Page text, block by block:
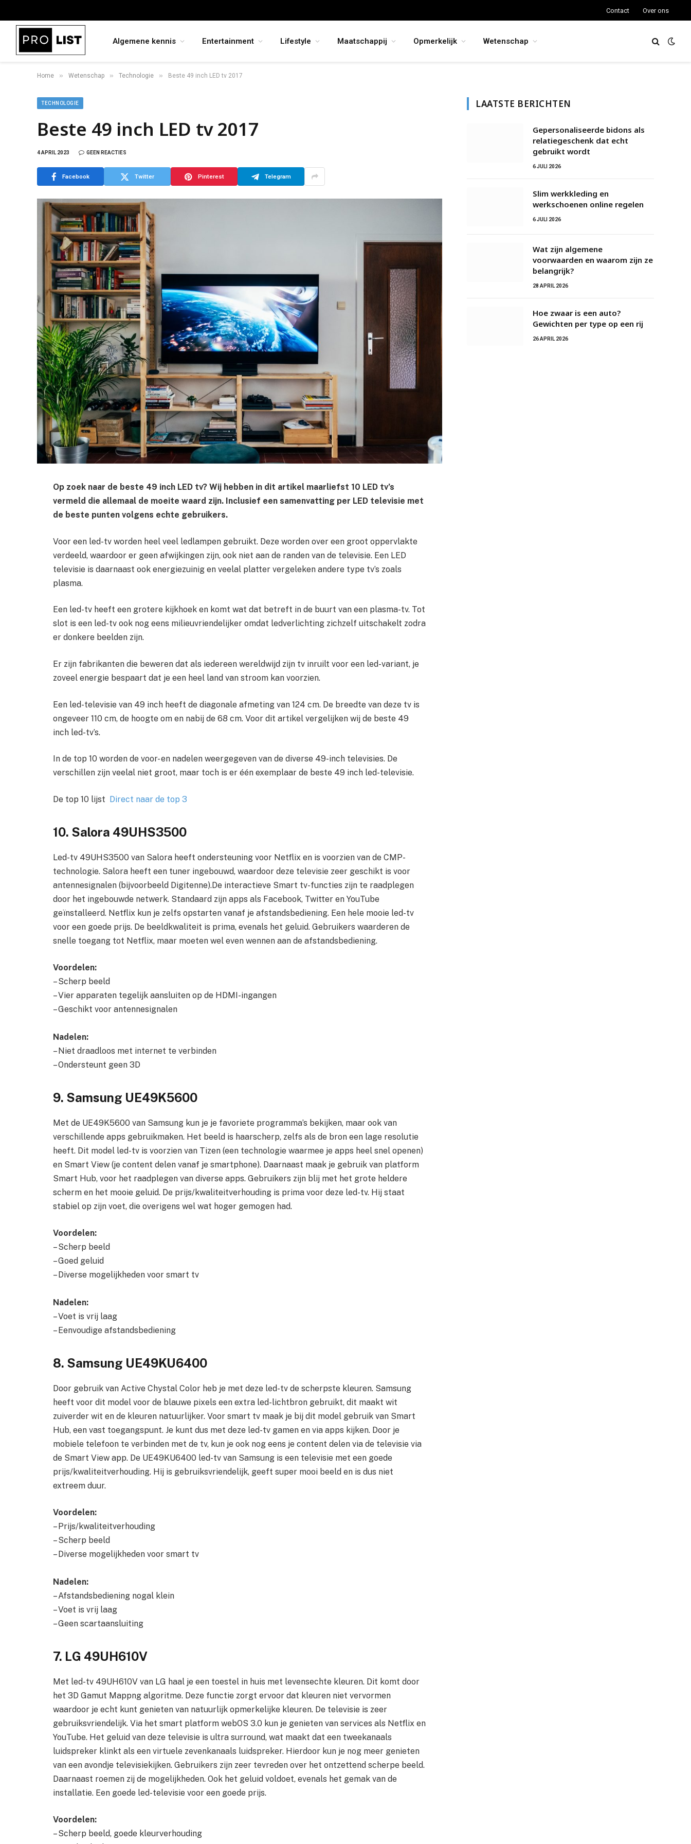
Contact Over ons
Algemene kennis Entertainment Lifestyle Maatschappij Opmerkelijk Wetenschap
Home » Wetenschap » Technologie » Beste 49 inch LED tv 2017
TECHNOLOGIE
Beste 49 inch LED tv 2017
4 APRIL 2023 GEEN REACTIES
Facebook Twitter Pinterest Telegram
Op zoek naar de beste 49 inch LED tv? Wij hebben in dit artikel maarliefst 10 LED tv’s
vermeld die allemaal de moeite waard zijn. Inclusief een samenvatting per LED televisie met
de beste punten volgens echte gebruikers.
Voor een led-tv worden heel veel ledlampen gebruikt. Deze worden over een groot oppervlakte
verdeeld, waardoor er geen afwijkingen zijn, ook niet aan de randen van de televisie. Een LED
televisie is daarnaast ook energiezuinig en veelal platter vergeleken andere type tv’s zoals
plasma.
Een led-tv heeft een grotere kijkhoek en komt wat dat betreft in de buurt van een plasma-tv. Tot
slot is een led-tv ook nog eens milieuvriendelijker omdat ledverlichting zichzelf uitschakelt zodra
er donkere beelden zijn.
Er zijn fabrikanten die beweren dat als iedereen wereldwijd zijn tv inruilt voor een led-variant, je
zoveel energie bespaart dat je een heel land van stroom kan voorzien.
Een led-televisie van 49 inch heeft de diagonale afmeting van 124 cm. De breedte van deze tv is
ongeveer 110 cm, de hoogte om en nabij de 68 cm. Voor dit artikel vergelijken wij de beste 49
inch led-tv’s.
In de top 10 worden de voor- en nadelen weergegeven van de diverse 49-inch televisies. De
verschillen zijn veelal niet groot, maar toch is er één exemplaar de beste 49 inch led-televisie.
De top 10 lijst Direct naar de top 3
10. Salora 49UHS3500
Led-tv 49UHS3500 van Salora heeft ondersteuning voor Netflix en is voorzien van de CMP-
technologie. Salora heeft een tuner ingebouwd, waardoor deze televisie zeer geschikt is voor
antennesignalen (bijvoorbeeld Digitenne).De interactieve Smart tv-functies zijn te raadplegen
door het ingebouwde netwerk. Standaard zijn apps als Facebook, Twitter en YouTube
geïnstalleerd. Netflix kun je zelfs opstarten vanaf je afstandsbediening. Een hele mooie led-tv
voor een goede prijs. De beeldkwaliteit is prima, evenals het geluid. Gebruikers waarderen de
snelle toegang tot Netflix, maar moeten wel even wennen aan de afstandsbediening.
Voordelen:
– Scherp beeld
– Vier apparaten tegelijk aansluiten op de HDMI-ingangen
– Geschikt voor antennesignalen
Nadelen:
– Niet draadloos met internet te verbinden
– Ondersteunt geen 3D
9. Samsung UE49K5600
Met de UE49K5600 van Samsung kun je je favoriete programma’s bekijken, maar ook van
verschillende apps gebruikmaken. Het beeld is haarscherp, zelfs als de bron een lage resolutie
heeft. Dit model led-tv is voorzien van Tizen (een technologie waarmee je apps heel snel openen)
en Smart View (je content delen vanaf je smartphone). Daarnaast maak je gebruik van platform
Smart Hub, voor het raadplegen van diverse apps. Gebruikers zijn blij met het grote heldere
scherm en het mooie geluid. De prijs/kwaliteitverhouding is prima voor deze led-tv. Hij staat
stabiel op zijn voet, die overigens wel wat hoger gemogen had.
Voordelen:
– Scherp beeld
– Goed geluid
– Diverse mogelijkheden voor smart tv
Nadelen:
– Voet is vrij laag
– Eenvoudige afstandsbediening
8. Samsung UE49KU6400
Door gebruik van Active Chystal Color heb je met deze led-tv de scherpste kleuren. Samsung
heeft voor dit model voor de blauwe pixels een extra led-lichtbron gebruikt, dit maakt wit
zuiverder wit en de kleuren natuurlijker. Voor smart tv maak je bij dit model gebruik van Smart
Hub, een vast toegangspunt. Je kunt dus met deze led-tv gamen en via apps kijken. Door je
mobiele telefoon te verbinden met de tv, kun je ook nog eens je content delen via de televisie via
de Smart View app. De UE49KU6400 led-tv van Samsung is een televisie met een goede
prijs/kwaliteitverhouding. Hij is gebruiksvriendelijk, geeft super mooi beeld en is dus niet
extreem duur.
Voordelen:
– Prijs/kwaliteitverhouding
– Scherp beeld
– Diverse mogelijkheden voor smart tv
Nadelen:
– Afstandsbediening nogal klein
– Voet is vrij laag
– Geen scartaansluiting
7. LG 49UH610V
Met led-tv 49UH610V van LG haal je een toestel in huis met levensechte kleuren. Dit komt door
het 3D Gamut Mappng algoritme. Deze functie zorgt ervoor dat kleuren niet vervormen
waardoor je echt kunt genieten van natuurlijk opmerkelijke kleuren. De televisie is zeer
gebruiksvriendelijk. Via het smart platform webOS 3.0 kun je genieten van services als Netflix en
YouTube. Het geluid van deze televisie is ultra surround, wat maakt dat een tweekanaals
luidspreker klinkt als een virtuele zevenkanaals luidspreker. Hierdoor kun je nog meer genieten
van een avondje televisiekijken. Gebruikers zijn zeer tevreden over het ontzettend scherpe beeld.
Daarnaast roemen zij de mogelijkheden. Ook het geluid voldoet, evenals het gemak van de
installatie. Een goede led-televisie voor een goede prijs.
Voordelen:
– Scherp beeld, goede kleurverhouding
LAATSTE BERICHTEN
Gepersonaliseerde bidons als
relatiegeschenk dat echt
gebruikt wordt
6 JULI 2026
Slim werkkleding en
werkschoenen online regelen
6 JULI 2026
Wat zijn algemene
voorwaarden en waarom zijn ze
belangrijk?
28 APRIL 2026
Hoe zwaar is een auto?
Gewichten per type op een rij
26 APRIL 2026